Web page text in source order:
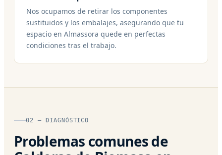
Nos ocupamos de retirar los componentes
sustituidos y los embalajes, asegurando que tu
espacio en Almassora quede en perfectas
condiciones tras el trabajo.
02 — DIAGNÓSTICO
Problemas comunes de